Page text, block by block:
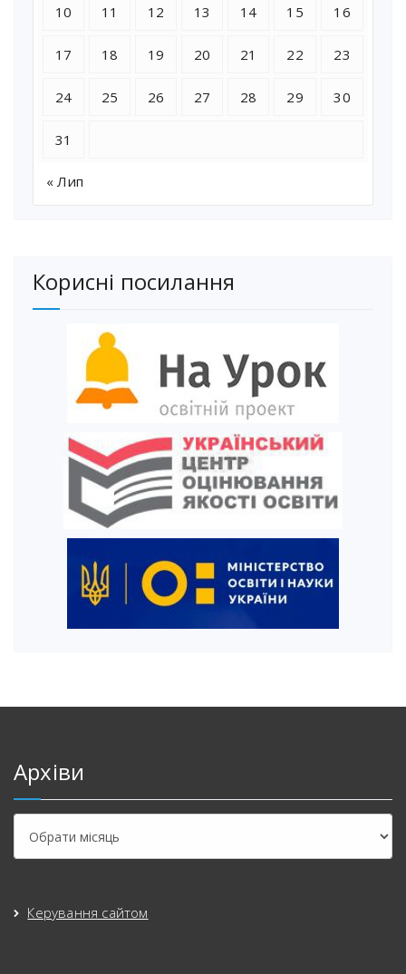
10 11 12 13 14 15 16
17 18 19 20 21 22 23
24 25 26 27 28 29 30
31
« Лип
Корисні посилання
Архіви
Архіви
Керування сайтом